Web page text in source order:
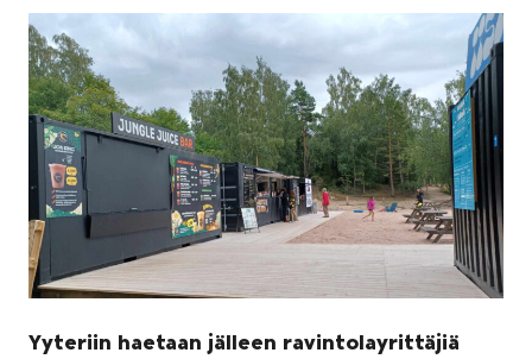
Yyteriin haetaan jälleen ravintolayrittäjiä